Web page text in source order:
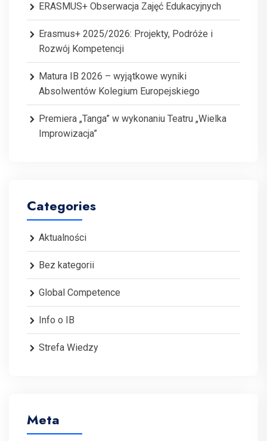
ERASMUS+ Obserwacja Zajęć Edukacyjnych
Erasmus+ 2025/2026: Projekty, Podróże i
Rozwój Kompetencji
Matura IB 2026 – wyjątkowe wyniki
Absolwentów Kolegium Europejskiego
Premiera „Tanga” w wykonaniu Teatru „Wielka
Improwizacja”
Categories
Aktualności
Bez kategorii
Global Competence
Info o IB
Strefa Wiedzy
Meta